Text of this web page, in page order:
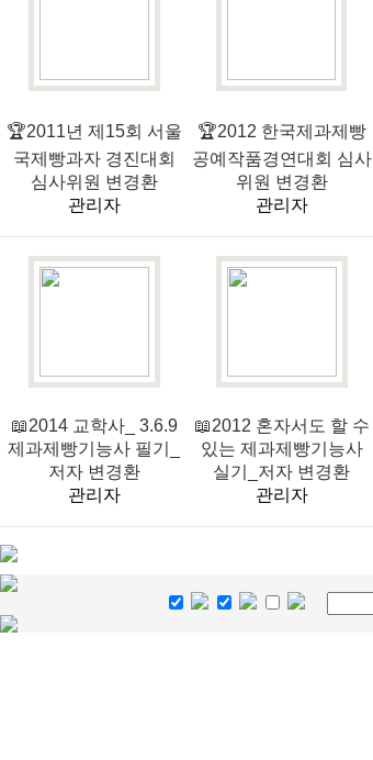
🏆2011년 제15회 서울
국제빵과자 경진대회
심사위원 변경환
관리자
🏆2012 한국제과제빵
공예작품경연대회 심사
위원 변경환
관리자
📖2014 교학사_ 3.6.9
제과제빵기능사 필기_
저자 변경환
관리자
📖2012 혼자서도 할 수
있는 제과제빵기능사
실기_저자 변경환
관리자